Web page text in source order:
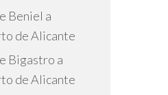
Beniel a
de Alicante
Bigastro a
de Alicante